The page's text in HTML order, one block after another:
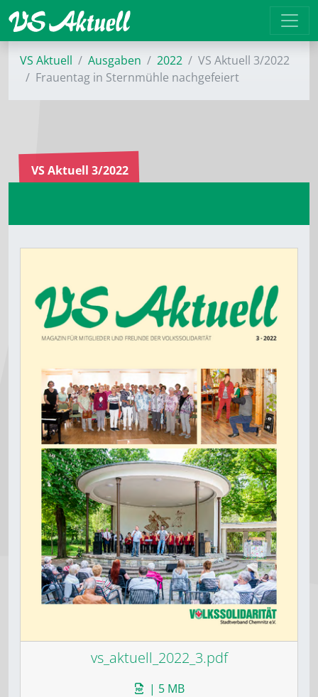
VS Aktuell Ausgaben 2022
VS Aktuell 3/2022
Frauentag in Sternmühle nachgefeiert
VS Aktuell 3/2022
vs_aktuell_2022_3.pdf
| 5 MB